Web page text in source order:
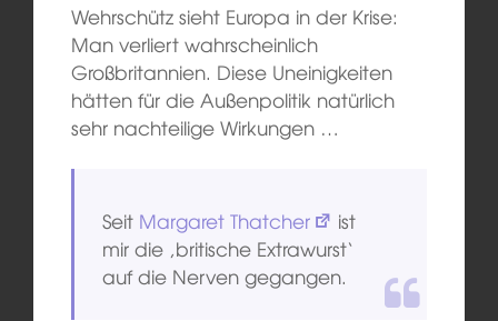
Wehrschütz sieht Europa in der Krise:
Man verliert wahrscheinlich
Großbritannien. Diese Uneinigkeiten
hätten für die Außenpolitik natürlich
sehr nachteilige Wirkungen …
Seit Margaret Thatcher
ist
mir die ‚britische Extrawurst‘
auf die Nerven gegangen.